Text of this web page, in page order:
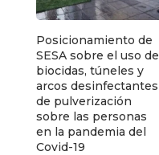
Posicionamiento de
SESA sobre el uso de
biocidas, túneles y
arcos desinfectantes
de pulverización
sobre las personas
en la pandemia del
Covid-19